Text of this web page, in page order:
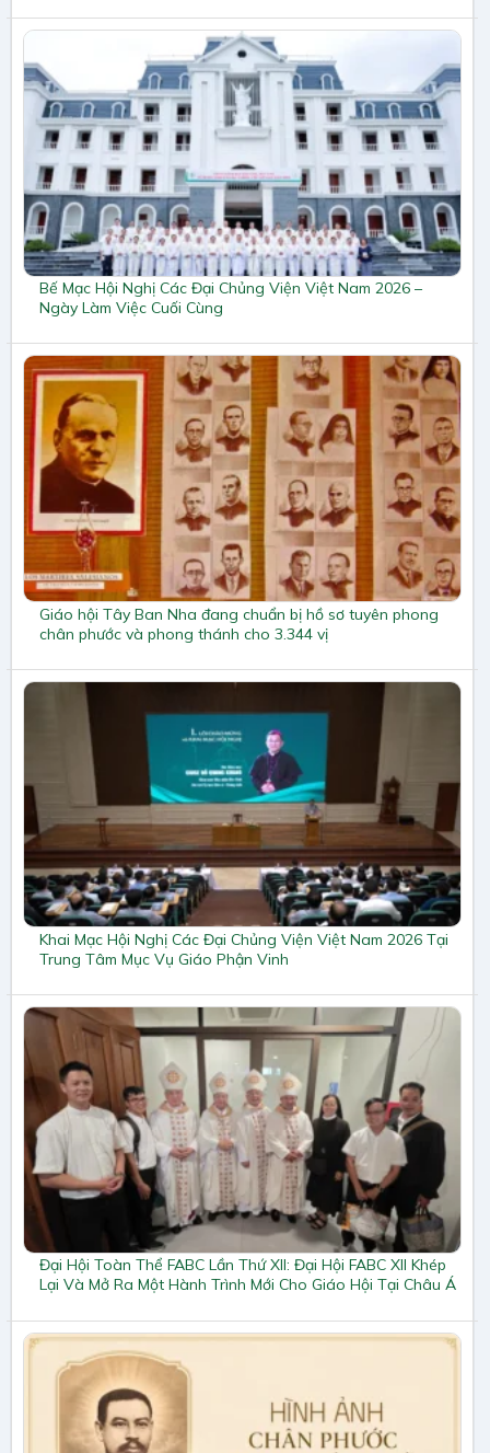
Bế Mạc Hội Nghị Các Đại Chủng Viện Việt Nam 2026 –
Ngày Làm Việc Cuối Cùng
Giáo hội Tây Ban Nha đang chuẩn bị hồ sơ tuyên phong
chân phước và phong thánh cho 3.344 vị
Khai Mạc Hội Nghị Các Đại Chủng Viện Việt Nam 2026 Tại
Trung Tâm Mục Vụ Giáo Phận Vinh
Đại Hội Toàn Thể FABC Lần Thứ XII: Đại Hội FABC XII Khép
Lại Và Mở Ra Một Hành Trình Mới Cho Giáo Hội Tại Châu Á